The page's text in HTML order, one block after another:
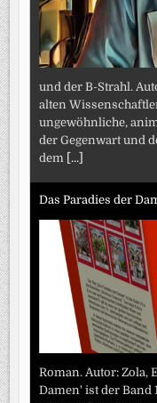
und der B-Strahl.
alten
ungewöhnliche,
der Gegenwart und
dem [...]
Das Paradies der
Roman. Autor: Zola,
Damen' ist der Band